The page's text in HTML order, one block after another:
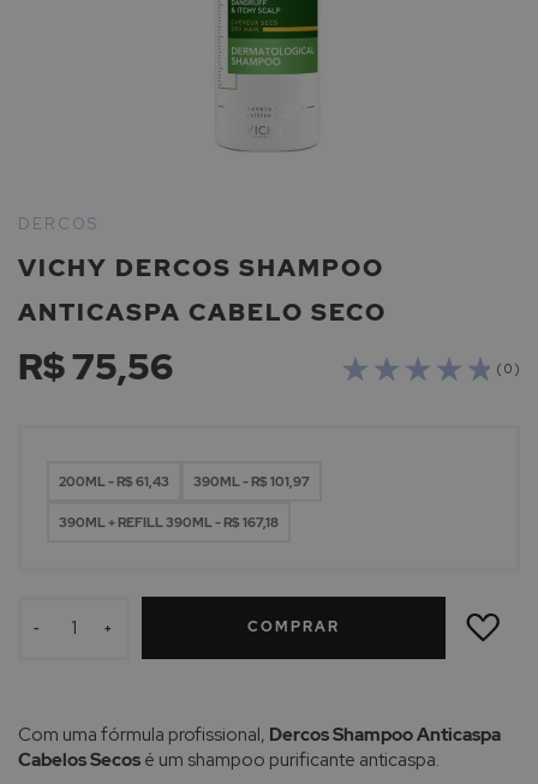
para
início
Galeria
imagens
VICHY DERCOS SHAMPOO
ANTICASPA CABELO SECO
DERCOS
( 0 )
R$ 75,56
200ML - R$ 61,43 390ML - R$ 101,97
390ML + REFILL 390ML - R$ 167,18
- + COMPRAR
ADICIONAR
LISTA
Com uma fórmula profissional, Dercos Shampoo Anticaspa
Cabelos Secos é um shampoo purificante anticaspa.